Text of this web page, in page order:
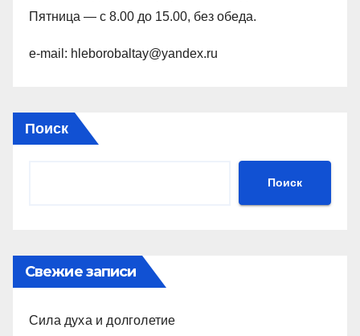
Пятница — с 8.00 до 15.00, без обеда.
e-mail: hleborobaltay@yandex.ru
Поиск
Поиск
Свежие записи
Сила духа и долголетие